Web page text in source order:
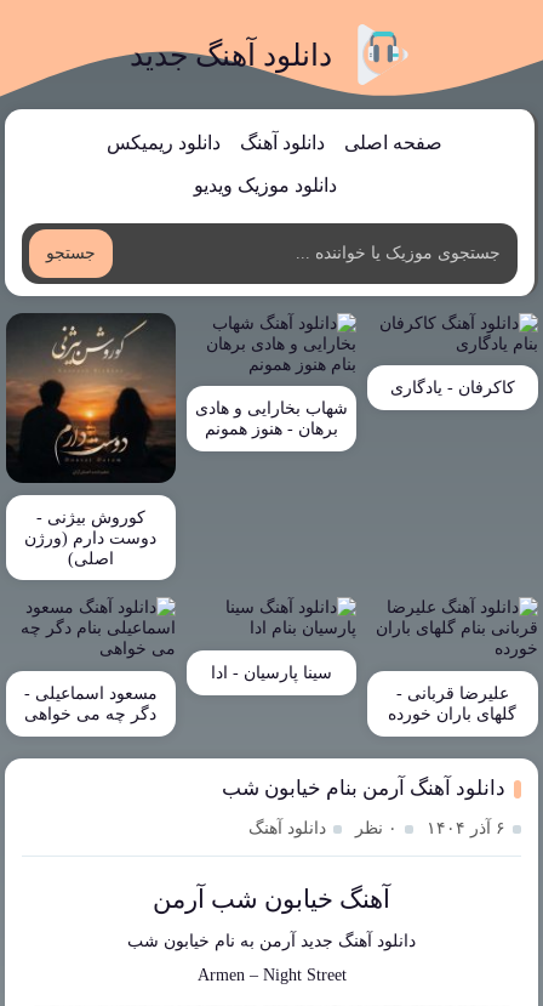
دانلود آهنگ جدید
صفحه اصلی دانلود آهنگ دانلود ریمیکس
دانلود موزیک ویدیو
جستجو
کاکرفان - یادگاری
شهاب بخارایی و هادی
برهان - هنوز همونم
کوروش بیژنی -
دوست دارم (ورژن
اصلی)
علیرضا قربانی -
گلهای باران خورده
سینا پارسیان - ادا
مسعود اسماعیلی -
دگر چه می خواهی
دانلود آهنگ آرمن بنام خیابون شب
۶ آذر ۱۴۰۴ ۰ نظر دانلود آهنگ
آهنگ خیابون شب آرمن
دانلود آهنگ جدید آرمن به نام خیابون شب
Armen– Night Street